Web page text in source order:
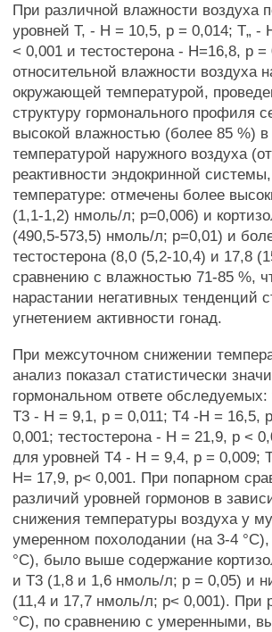
При различной влажности воздуха
уровней Т, - Н = 10,5, р = 0,014; Т„
< 0,001 и тестостерона - Н=16,8, р
относительной влажности воздуха
окружающей температурой,
структуру гормонального профиля
высокой влажностью (более 85 %)
температурой наружного воздуха
реактивности эндокринной
температуре: отмечены более
(1,1-1,2) нмоль/л; р=0,006) и
(490,5-573,5) нмоль/л; р=0,01) и
тестостерона (8,0 (5,2-10,4) и 17,8
сравнению с влажностью 71-85 %,
нарастании негативных тенденций
угнетением активности гонад.
При межсуточном снижении
анализ показал статистически
гормональном ответе
Т3 - Н = 9,1, р = 0,011; Т4 -Н = 16,5,
0,001; тестостерона - Н = 21,9, р <
для уровней Т4 - Н = 9,4, р = 0,009;
Н= 17,9, р< 0,001. При попарном
различий уровней гормонов в
снижения температуры воздуха у
умеренном похолодании (на 3-4
°С), было выше содержание
и Т3 (1,8 и 1,6 нмоль/л; р = 0,05) и
(11,4 и 17,7 нмоль/л; р< 0,001). При
°С), по сравнению с умеренными,